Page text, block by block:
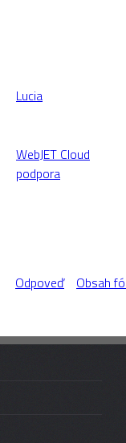
Lucia
WebJET Cloud
podpora
Odpoveď Obsah